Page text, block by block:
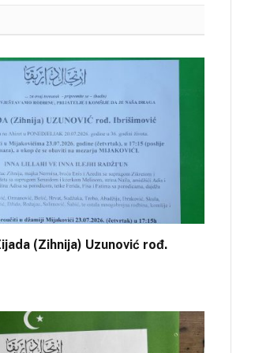
(Zihnija) Uzunović rođ.